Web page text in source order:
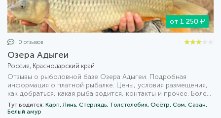
от 1 250
0 отзывов
Озера Адыгеи
Россия, Краснодарский край
Отзывы о рыболовной базе Озера Адыгеи. Подробная
информация о платной рыбалке. Цены, условия размещения,
как добраться, какая рыба водится, контакты и прочее. Более
1000 похожих предложений рыбалки на карте с удобным
фильтром для поиска.
Тут водится: Карп,Линь, Стерлядь, Толстолобик, Осётр, Сом, Сазан,
Белый амур